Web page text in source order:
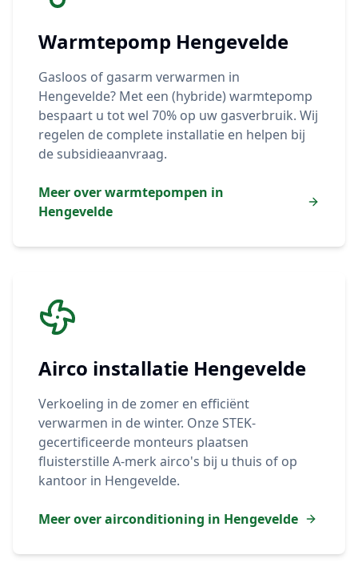
Warmtepomp Hengevelde
Gasloos of gasarm verwarmen in
Hengevelde? Met een (hybride) warmtepomp
bespaart u tot wel 70% op uw gasverbruik. Wij
regelen de complete installatie en helpen bij
de subsidieaanvraag.
Meer over warmtepompen in
Hengevelde
Airco installatie Hengevelde
Verkoeling in de zomer en efficiënt
verwarmen in de winter. Onze STEK-
gecertificeerde monteurs plaatsen
fluisterstille A-merk airco's bij u thuis of op
kantoor in Hengevelde.
Meer over airconditioning in Hengevelde